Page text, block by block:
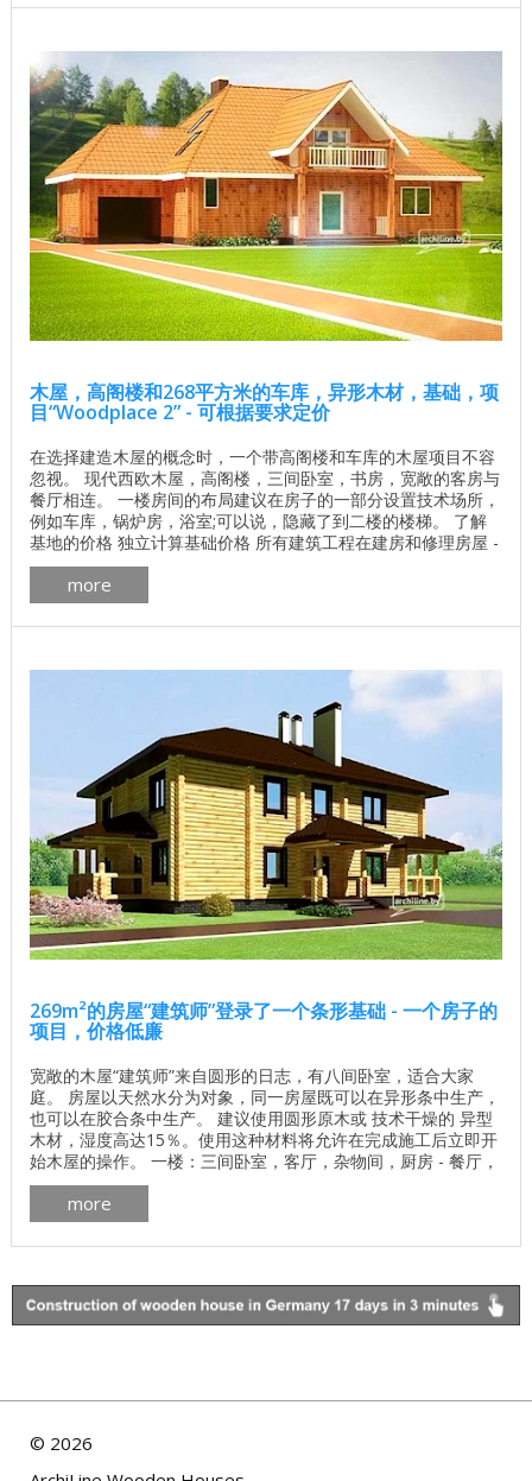
木屋，高阁楼和268平方米的车库，异形木材，基础，项
目“Woodplace 2” - 可根据要求定价
在选择建造木屋的概念时，一个带高阁楼和车库的木屋项目不容
忽视。 现代西欧木屋，高阁楼，三间卧室，书房，宽敞的客房与
餐厅相连。 一楼房间的布局建议在房子的一部分设置技术场所，
例如车库，锅炉房，浴室;可以说，隐藏了到二楼的楼梯。 了解
基地的价格 独立计算基础价格 所有建筑工程在建房和修理房屋 -
找出价格 木屋的最佳项目 墙壁材料最佳住宅项目 与此同时，房
子的生活和客人部分是开放和宽敞的。起居室和用餐室可通往一
个小露台，可供五人或六人舒适地入住。大卧室的二楼设有阳
台。 木屋 房间数量 五 一楼面积 ...
more
269m²的房屋“建筑师”登录了一个条形基础 - 一个房子的
项目，价格低廉
宽敞的木屋“建筑师”来自圆形的日志，有八间卧室，适合大家
庭。 房屋以天然水分为对象，同一房屋既可以在异形条中生产，
也可以在胶合条中生产。 建议使用圆形原木或 技术干燥的 异型
木材，湿度高达15％。使用这种材料将允许在完成施工后立即开
始木屋的操作。 一楼：三间卧室，客厅，杂物间，厨房 - 餐厅，
炉，浴室，有盖露台。二楼：四间卧室，两间浴室，一间办公室
和一间大厅。 请注意！交钥匙的A级胶合木屋，“Kolchuga”，面
积48平方米，价格与基础和安装 - 36,610白色。 RUR ...
more
© 2026